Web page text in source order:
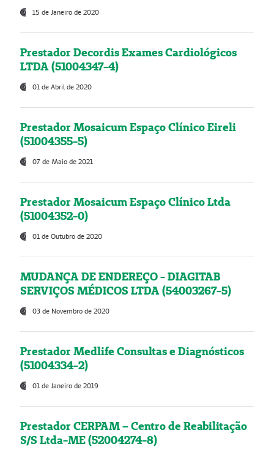
15 de Janeiro de 2020
Prestador Decordis Exames Cardiológicos
LTDA (51004347-4)
01 de Abril de 2020
Prestador Mosaicum Espaço Clínico Eireli
(51004355-5)
07 de Maio de 2021
Prestador Mosaicum Espaço Clínico Ltda
(51004352-0)
01 de Outubro de 2020
MUDANÇA DE ENDEREÇO - DIAGITAB
SERVIÇOS MÉDICOS LTDA (54003267-5)
03 de Novembro de 2020
Prestador Medlife Consultas e Diagnósticos
(51004334-2)
01 de Janeiro de 2019
Prestador CERPAM – Centro de Reabilitação
S/S Ltda-ME (52004274-8)